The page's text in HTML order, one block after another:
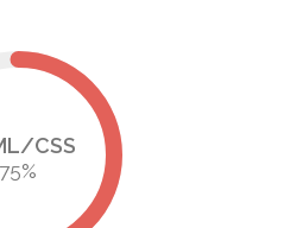
CSS
75%